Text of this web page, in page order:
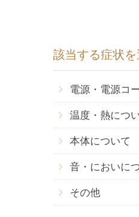
該当する症状
電源・電源コ
温度・熱につ
本体について
音・においに
その他